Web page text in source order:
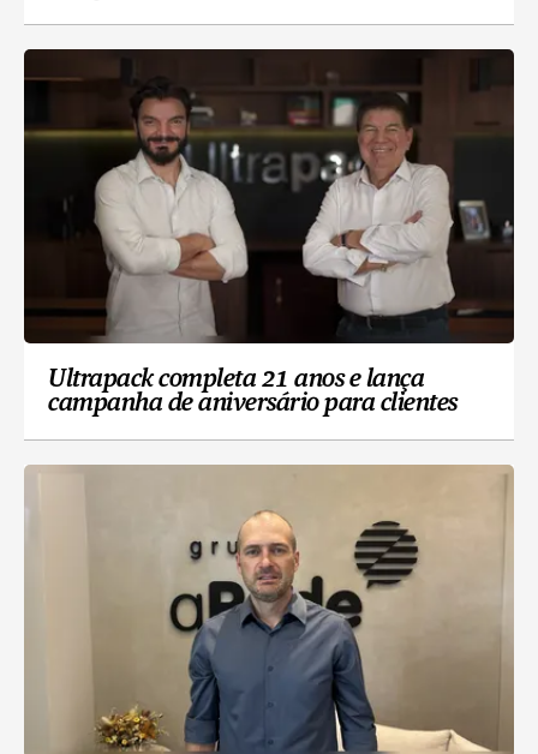
Ultrapack completa 21 anos e lança
campanha de aniversário para clientes